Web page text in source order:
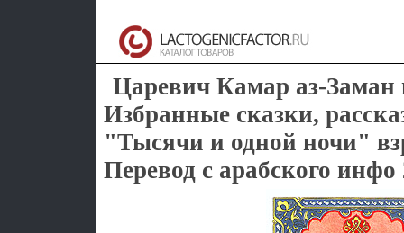
Царевич Камар аз-Заман
Избранные сказки,
"Тысячи и одной ночи"
Перевод с арабского инфо